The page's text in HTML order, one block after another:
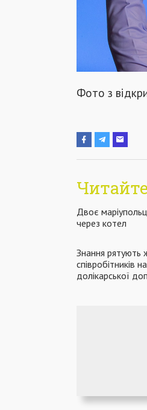
Фото з
Двоє
через котел
Знання рятують
співробітників
долікарської